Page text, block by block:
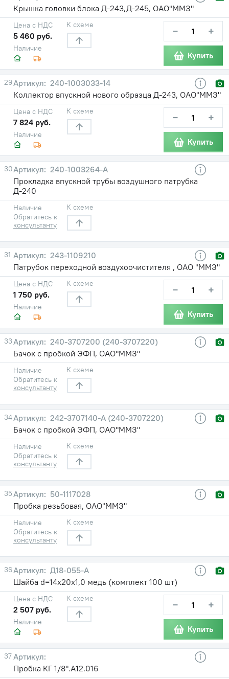
Крышка головки блока Д-243,Д-245, ОАО"ММЗ"
Наличие
Цена с НДС
5 460 руб.
К схеме − +
Купить
29
240-1003033-14
Коллектор впускной нового образца Д-243, ОАО"ММЗ"
Наличие
Цена с НДС
7 824 руб.
К схеме − +
Купить
30
240-1003264-А
Прокладка впускной трубы воздушного патрубка
Д-240
Наличие
Обратитесь к
консультанту
К схеме
31
243-1109210
Патрубок переходной воздухоочистителя , ОАО "ММЗ"
Наличие
Цена с НДС
1 750 руб.
К схеме − +
Купить
33
240-3707200 (240-3707220)
Бачок с пробкой ЭФП, ОАО"ММЗ"
Наличие
Обратитесь к
консультанту
К схеме
34
242-3707140-А (240-3707220)
Бачок с пробкой ЭФП, ОАО"ММЗ"
Наличие
Обратитесь к
консультанту
К схеме
35
50-1117028
Пробка резьбовая, ОАО"ММЗ"
Наличие
Обратитесь к
консультанту
К схеме
36
Д18-055-А
Шайба d=14х20х1,0 медь (комплект 100 шт)
Наличие
Цена с НДС
2 507 руб.
К схеме − +
Купить
37
Пробка КГ 1/8".А12.016